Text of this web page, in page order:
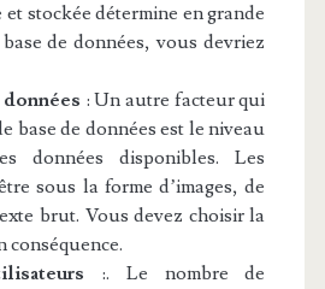
stockée détermine en grande
de données, vous devriez
: Un autre facteur qui
base de données est le niveau
données disponibles. Les
sous la forme d’images, de
brut. Vous devez choisir la
conséquence.
:. Le nombre de